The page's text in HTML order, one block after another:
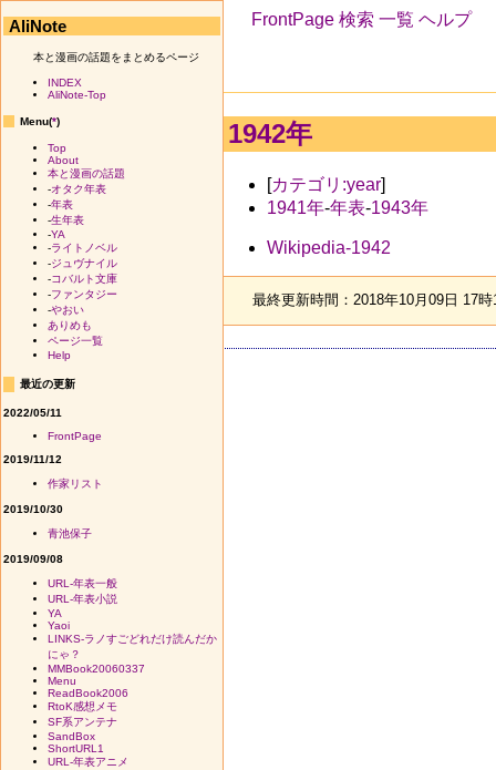
FrontPage 検索 一覧 ヘルプ
1942年
[カテゴリ:year]
1941年-年表-1943年
Wikipedia-1942
最終更新時間：2018年10月09日 17
AliNote
本と漫画の話題をまとめるページ
INDEX
AliNote-Top
Menu(*)
Top
About
本と漫画の話題
-オタク年表
-年表
-生年表
-YA
-ライトノベル
-ジュヴナイル
-コバルト文庫
-ファンタジー
-やおい
ありめも
ページ一覧
Help
最近の更新
2022/05/11
FrontPage
2019/11/12
作家リスト
2019/10/30
青池保子
2019/09/08
URL-年表一般
URL-年表小説
YA
Yaoi
LINKS-ラノすごどれだけ読んだか
にゃ？
MMBook20060337
Menu
ReadBook2006
RtoK感想メモ
SF系アンテナ
SandBox
ShortURL1
URL-年表アニメ